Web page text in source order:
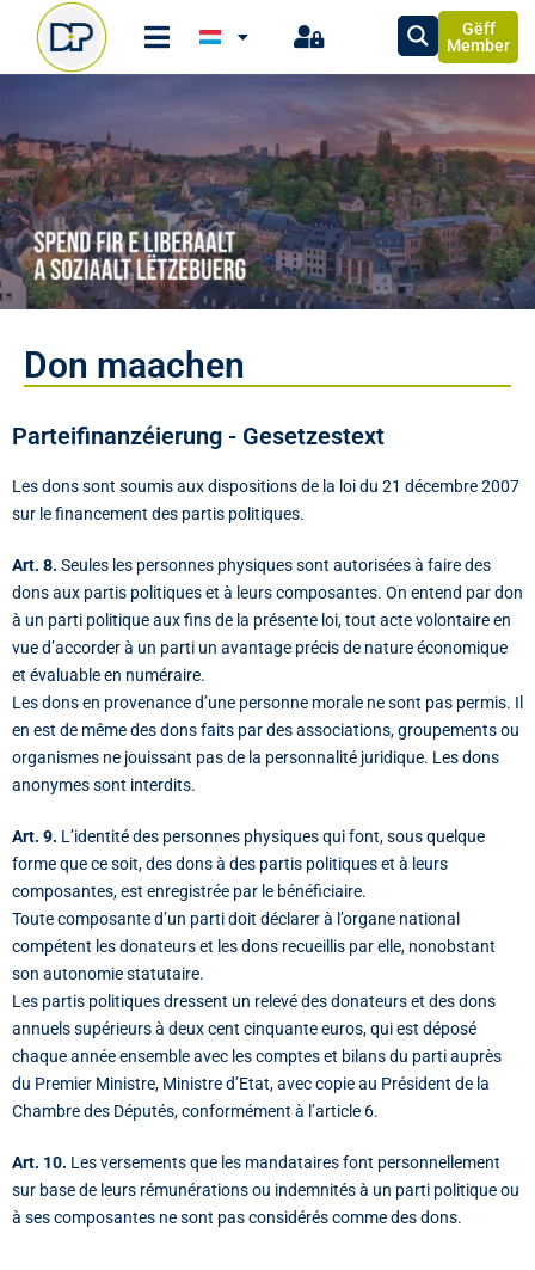
Gëff
Member
Don maachen
Parteifinanzéierung - Gesetzestext
Les dons sont soumis aux dispositions de la loi du 21 décembre 2007
sur le financement des partis politiques.
Art. 8. Seules les personnes physiques sont autorisées à faire des
dons aux partis politiques et à leurs composantes. On entend par don
à un parti politique aux fins de la présente loi, tout acte volontaire en
vue d’accorder à un parti un avantage précis de nature économique
et évaluable en numéraire.
Les dons en provenance d’une personne morale ne sont pas permis. Il
en est de même des dons faits par des associations, groupements ou
organismes ne jouissant pas de la personnalité juridique. Les dons
anonymes sont interdits.
Art. 9. L’identité des personnes physiques qui font, sous quelque
forme que ce soit, des dons à des partis politiques et à leurs
composantes, est enregistrée par le bénéficiaire.
Toute composante d’un parti doit déclarer à l’organe national
compétent les donateurs et les dons recueillis par elle, nonobstant
son autonomie statutaire.
Les partis politiques dressent un relevé des donateurs et des dons
annuels supérieurs à deux cent cinquante euros, qui est déposé
chaque année ensemble avec les comptes et bilans du parti auprès
du Premier Ministre, Ministre d’Etat, avec copie au Président de la
Chambre des Députés, conformément à l’article 6.
Art. 10. Les versements que les mandataires font personnellement
sur base de leurs rémunérations ou indemnités à un parti politique ou
à ses composantes ne sont pas considérés comme des dons.